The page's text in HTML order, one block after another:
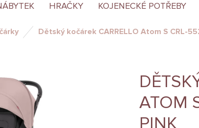
HRAČKY KOJENECKÉ POTŘEBY
Dětský kočárek CARRELLO Atom S CRL-
ATOM
PINK